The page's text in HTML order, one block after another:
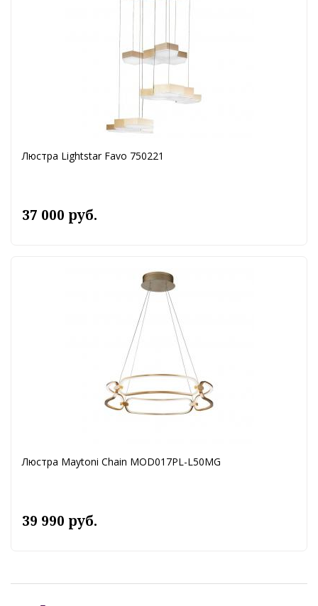
Люстра Lightstar Favo 750221
37 000 руб.
Люстра Maytoni Chain MOD017PL-L50MG
39 990 руб.